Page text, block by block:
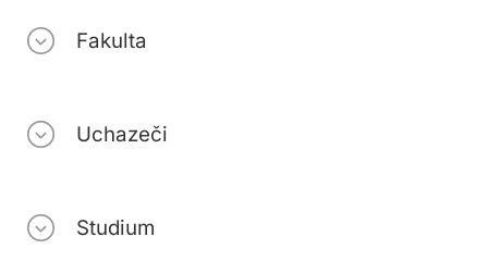
Fakulta
Uchazeči
Studium